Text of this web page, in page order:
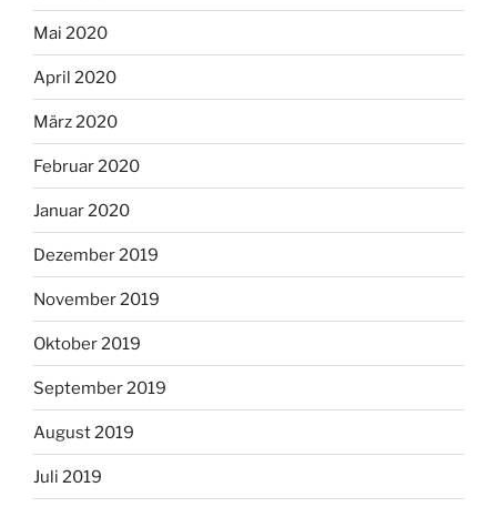
Mai 2020
April 2020
März 2020
Februar 2020
Januar 2020
Dezember 2019
November 2019
Oktober 2019
September 2019
August 2019
Juli 2019